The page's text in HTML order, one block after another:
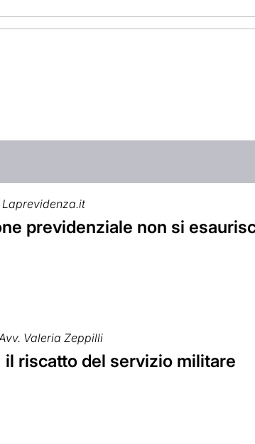
Laprevidenza.it
previdenziale non si
Valeria Zeppilli
il riscatto del servizio militare